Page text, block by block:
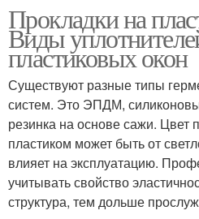
пластиковом окне
Прокладки на
Виды
пластиковых окон
Существуют разные типы
систем. Это ЭПДМ,
резинка на основе сажи. Цвет
пластиком может быть от
влияет на эксплуатацию.
учитывать свойство
структура, тем дольше